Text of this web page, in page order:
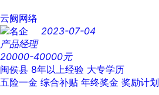
云阙网络
2023-07-04
产品经理
20000-40000元
闽侯县 8年以上经验 大专学历
五险一金 综合补贴 年终奖金 奖励计划